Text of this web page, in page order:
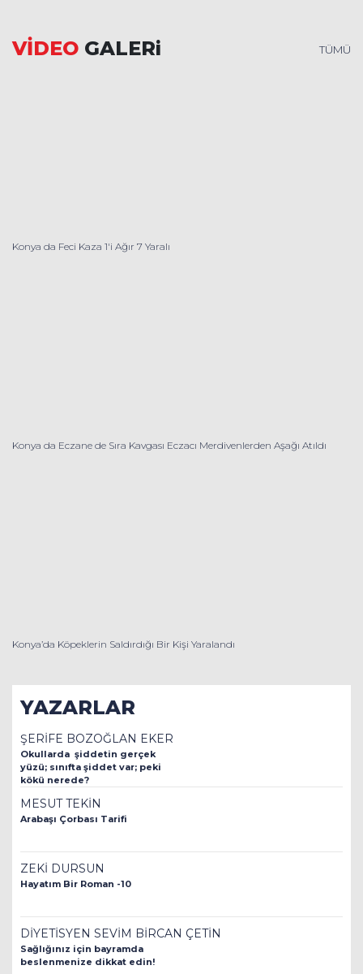
VİDEO GALERi TÜMÜ
Konya da Feci Kaza 1'i Ağır 7 Yaralı
Konya da Eczane de Sıra Kavgası Eczacı Merdivenlerden Aşağı Atıldı
Konya’da Köpeklerin Saldırdığı Bir Kişi Yaralandı
YAZARLAR
ŞERİFE BOZOĞLAN EKER
Okullarda şiddetin gerçek
yüzü; sınıfta şiddet var; peki
kökü nerede?
MESUT TEKİN
Arabaşı Çorbası Tarifi
ZEKİ DURSUN
Hayatım Bir Roman -10
DİYETİSYEN SEVİM BİRCAN ÇETİN
Sağlığınız için bayramda
beslenmenize dikkat edin!